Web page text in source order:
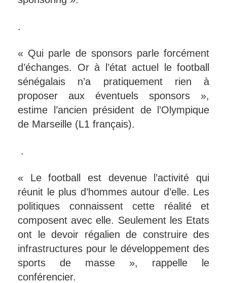
.
« Qui parle de sponsors parle forcément
d’échanges. Or à l’état actuel le football
sénégalais n’a pratiquement rien à
proposer aux éventuels sponsors »,
estime l’ancien président de l’Olympique
de Marseille (L1 français).
.
« Le football est devenue l’activité qui
réunit le plus d’hommes autour d’elle. Les
politiques connaissent cette réalité et
composent avec elle. Seulement les Etats
ont le devoir régalien de construire des
infrastructures pour le développement des
sports de masse », rappelle le
conférencier.